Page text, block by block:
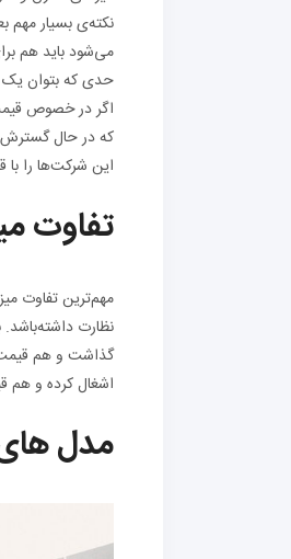
نکته‌ی بسیار مهم
می‌شود باید هم
حدی که بتوان
اگر در خصوص
که در حال گسترش
این شرکت‌ها را
تفاوت
مهم‌ترین تفاوت
نظارت
گذاشت و هم قیمت
اشغال کرده و هم
مدل